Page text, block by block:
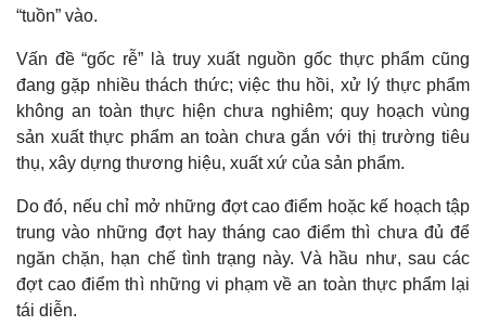
Thể thao
Bóng đá
Lịch thi đấu bóng đá
Thế giới thể thao
Hậu trường
Ô tô - Xe máy
Ô tô
Xe máy
Tư vấn
“tuồn” vào.
Vấn đề “gốc rễ” là truy xuất nguồn gốc thực phẩm cũng
đang gặp nhiều thách thức; việc thu hồi, xử lý thực phẩm
không an toàn thực hiện chưa nghiêm; quy hoạch vùng
sản xuất thực phẩm an toàn chưa gắn với thị trường tiêu
thụ, xây dựng thương hiệu, xuất xứ của sản phẩm.
Do đó, nếu chỉ mở những đợt cao điểm hoặc kế hoạch tập
trung vào những đợt hay tháng cao điểm thì chưa đủ để
ngăn chặn, hạn chế tình trạng này. Và hầu như, sau các
đợt cao điểm thì những vi phạm về an toàn thực phẩm lại
tái diễn.